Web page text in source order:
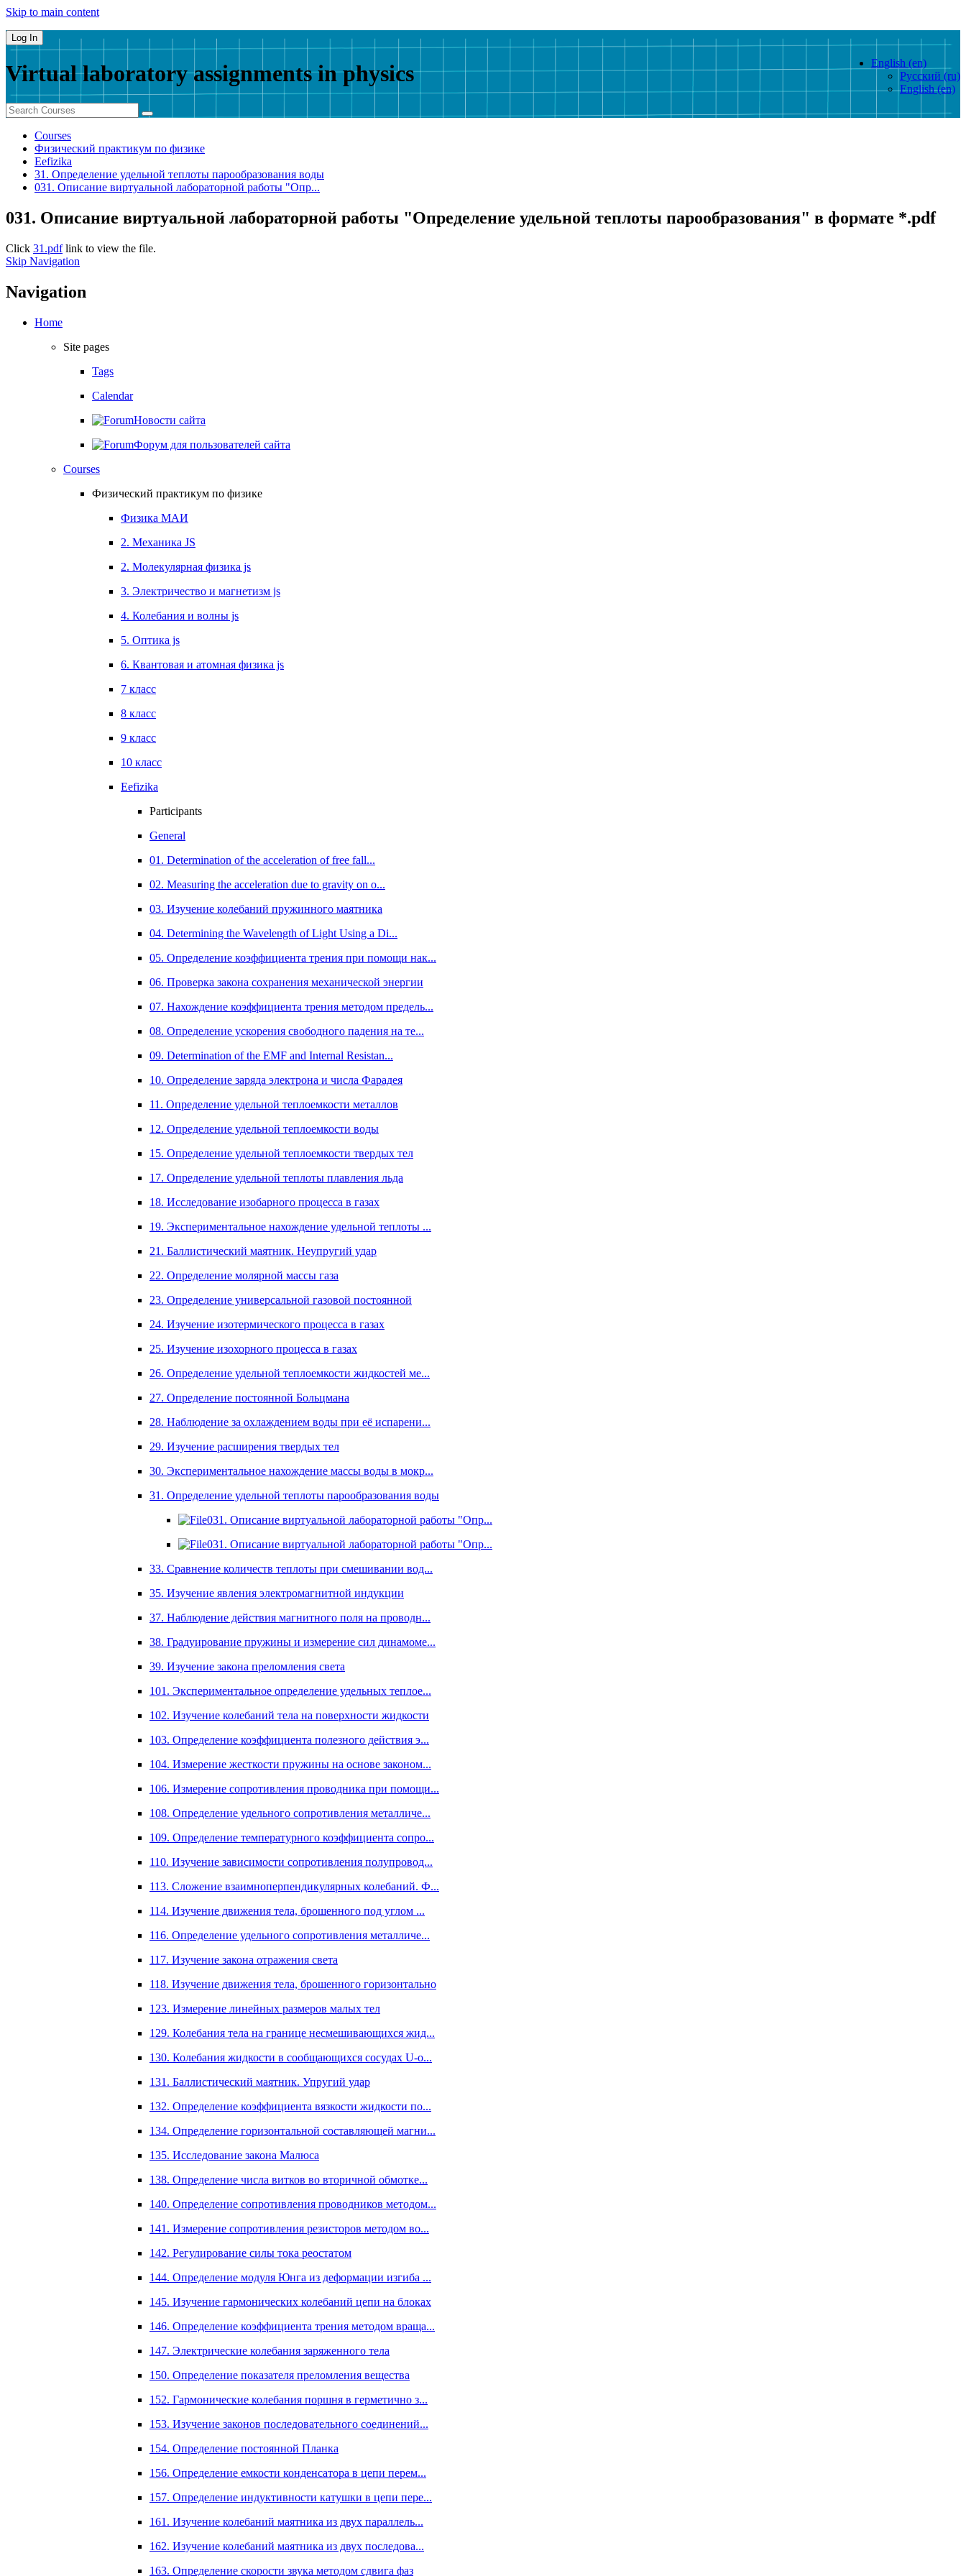
Skip to main content
Log In
English ‎(en)‎
Русский ‎(ru)‎
English ‎(en)‎
Virtual laboratory assignments in physics
Courses
Физический практикум по физике
Eefizika
31. Определение удельной теплоты парообразования воды
031. Описание виртуальной лабораторной работы "Опр...
031. Описание виртуальной лабораторной работы "Определение удельной теплоты парообразования" в формате *.pdf
Click 31.pdflink to view the file.
Skip Navigation
Navigation
Home
Site pages
Tags
Calendar
Новости сайта
Форум для пользователей сайта
Courses
Физический практикум по физике
Физика МАИ
2. Механика JS
2. Молекулярная физика js
3. Электричество и магнетизм js
4. Колебания и волны js
5. Оптика js
6. Квантовая и атомная физика js
7 класс
8 класс
9 класс
10 класс
Eefizika
Participants
General
01. Determination of the acceleration of free fall...
02. Measuring the acceleration due to gravity on o...
03. Изучение колебаний пружинного маятника
04. Determining the Wavelength of Light Using a Di...
05. Определение коэффициента трения при помощи нак...
06. Проверка закона сохранения механической энергии
07. Нахождение коэффициента трения методом предель...
08. Определение ускорения свободного падения на те...
09. Determination of the EMF and Internal Resistan...
10. Определение заряда электрона и числа Фарадея
11. Определение удельной теплоемкости металлов
12. Определение удельной теплоемкости воды
15. Определение удельной теплоемкости твердых тел
17. Определение удельной теплоты плавления льда
18. Исследование изобарного процесса в газах
19. Экспериментальное нахождение удельной теплоты ...
21. Баллистический маятник. Неупругий удар
22. Определение молярной массы газа
23. Определение универсальной газовой постоянной
24. Изучение изотермического процесса в газах
25. Изучение изохорного процесса в газах
26. Определение удельной теплоемкости жидкостей ме...
27. Определение постоянной Больцмана
28. Наблюдение за охлаждением воды при её испарени...
29. Изучение расширения твердых тел
30. Экспериментальное нахождение массы воды в мокр...
31. Определение удельной теплоты парообразования воды
031. Описание виртуальной лабораторной работы "Опр...
031. Описание виртуальной лабораторной работы "Опр...
33. Сравнение количеств теплоты при смешивании вод...
35. Изучение явления электромагнитной индукции
37. Наблюдение действия магнитного поля на проводн...
38. Градуирование пружины и измерение сил динамоме...
39. Изучение закона преломления света
101. Экспериментальное определение удельных теплое...
102. Изучение колебаний тела на поверхности жидкости
103. Определение коэффициента полезного действия э...
104. Измерение жесткости пружины на основе законом...
106. Измерение сопротивления проводника при помощи...
108. Определение удельного сопротивления металличе...
109. Определение температурного коэффициента сопро...
110. Изучение зависимости сопротивления полупровод...
113. Сложение взаимноперпендикулярных колебаний. Ф...
114. Изучение движения тела, брошенного под углом ...
116. Определение удельного сопротивления металличе...
117. Изучение закона отражения света
118. Изучение движения тела, брошенного горизонтально
123. Измерение линейных размеров малых тел
129. Колебания тела на границе несмешивающихся жид...
130. Колебания жидкости в сообщающихся сосудах U-о...
131. Баллистический маятник. Упругий удар
132. Определение коэффициента вязкости жидкости по...
134. Определение горизонтальной составляющей магни...
135. Исследование закона Малюса
138. Определение числа витков во вторичной обмотке...
140. Определение сопротивления проводников методом...
141. Измерение сопротивления резисторов методом во...
142. Регулирование силы тока реостатом
144. Определение модуля Юнга из деформации изгиба ...
145. Изучение гармонических колебаний цепи на блоках
146. Определение коэффициента трения методом враща...
147. Электрические колебания заряженного тела
150. Определение показателя преломления вещества
152. Гармонические колебания поршня в герметично з...
153. Изучение законов последовательного соединений...
154. Определение постоянной Планка
156. Определение емкости конденсатора в цепи перем...
157. Определение индуктивности катушки в цепи пере...
161. Изучение колебаний маятника из двух параллель...
162. Изучение колебаний маятника из двух последова...
163. Определение скорости звука методом сдвига фаз